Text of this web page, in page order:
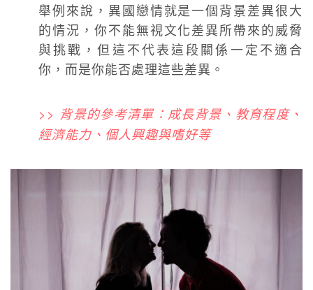
舉例來說，異國戀情就是一個背景差異很大
的情況，你不能無視文化差異所帶來的威脅
與挑戰，但這不代表這段關係一定不適合
你，而是你能否處理這些差異。
>> 背景的參考清單：成長背景、教育程度、
經濟能力、個人興趣與嗜好等